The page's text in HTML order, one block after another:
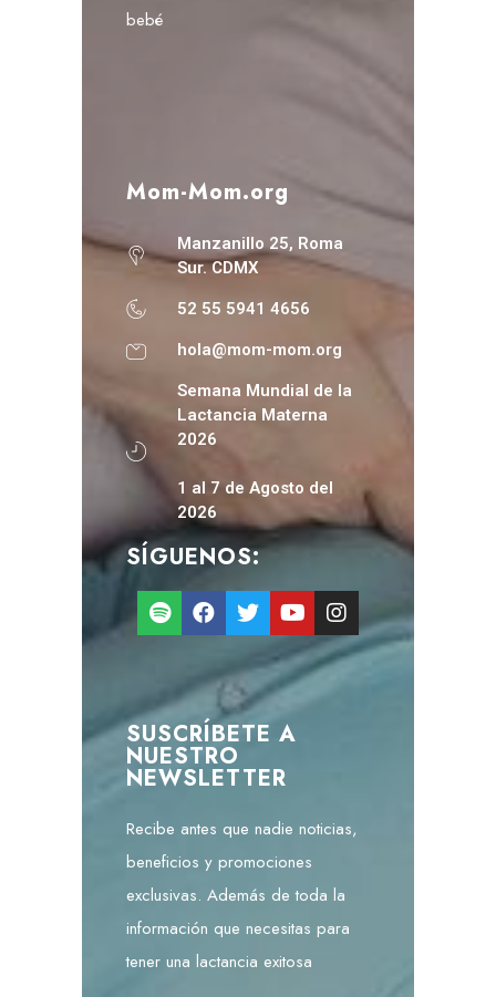
bebé
Mom-Mom.org
Manzanillo 25, Roma
Sur. CDMX
52 55 5941 4656
hola@mom-mom.org
Semana Mundial de la
Lactancia Materna
2026
1 al 7 de Agosto del
2026
SÍGUENOS:
SUSCRÍBETE A
NUESTRO
NEWSLETTER
Recibe antes que nadie noticias,
beneficios y promociones
exclusivas. Además de toda la
información que necesitas para
tener una lactancia exitosa